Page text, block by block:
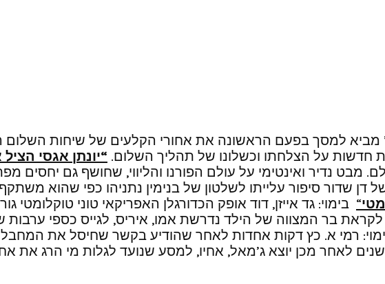
מביא למסך בפעם הראשונה את אחורי הקלעים של שיחות השלום
חדשות על הצלחתו וכשלונו של תהליך השלום. “יונתן אגסי
מבט נדיר ואינטימי על עולם הפורנו והליווי, שחושף גם
דן שדור סיפור עלייתו לשלטון של בנימין נתניהו כפי שהוא
“ בימוי: גד אייזן, דוד אופק הכדורגלן האפריקאי טוני
בר המצווה של הילד נדרשת אמו, איריס, לגייס כספי ערבות
רמי א. כץ דקות אחדות לאחר שהודיע בקשר שחיסל את
לאחר מכן יוצא ג’מאל, אחיו, למסע שנועד לגלות מי הרג את